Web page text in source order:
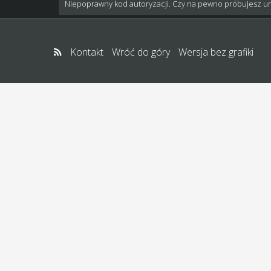
Niepoprawny kod autoryzacji. Czy na pewno próbujesz
Kontakt Wróć do góry Wersja bez grafiki